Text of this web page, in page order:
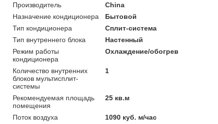
Производитель
China
Назначение кондиционера
Бытовой
Тип кондиционера
Сплит-система
Тип внутреннего блока
Настенный
Режим работы
кондиционера
Охлаждение/обогрев
Количество внутренних
блоков мультисплит-
системы
1
Рекомендуемая площадь
помещения
25 кв.м
Поток воздуха
1090 куб. м/час